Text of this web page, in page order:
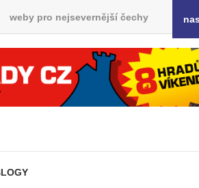
weby pro nejsevernější čechy